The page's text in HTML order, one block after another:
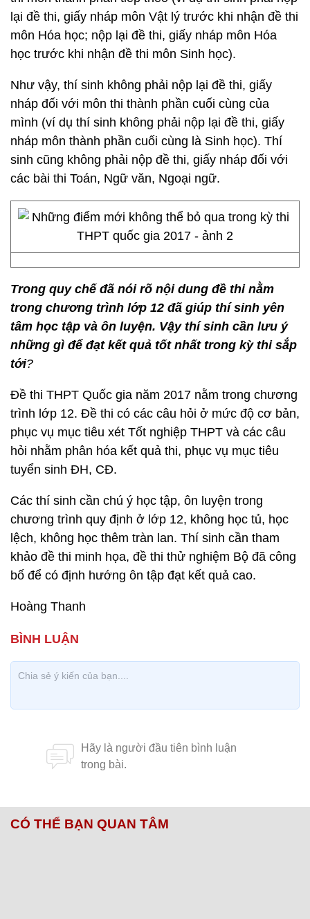
lại đề thi, giấy nháp môn Vật lý trước khi nhận đề thi
môn Hóa học; nộp lại đề thi, giấy nháp môn Hóa
học trước khi nhận đề thi môn Sinh học).
Như vậy, thí sinh không phải nộp lại đề thi, giấy
nháp đối với môn thi thành phần cuối cùng của
mình (ví dụ thí sinh không phải nộp lại đề thi, giấy
nháp môn thành phần cuối cùng là Sinh học). Thí
sinh cũng không phải nộp đề thi, giấy nháp đối với
các bài thi Toán, Ngữ văn, Ngoại ngữ.
Trong quy chế đã nói rõ nội dung đề thi nằm
trong chương trình lớp 12 đã giúp thí sinh yên
tâm học tập và ôn luyện. Vậy thí sinh cần lưu ý
những gì để đạt kết quả tốt nhất trong kỳ thi sắp
tới?
Đề thi THPT Quốc gia năm 2017 nằm trong chương
trình lớp 12. Đề thi có các câu hỏi ở mức độ cơ bản,
phục vụ mục tiêu xét Tốt nghiệp THPT và các câu
hỏi nhằm phân hóa kết quả thi, phục vụ mục tiêu
tuyển sinh ĐH, CĐ.
Các thí sinh cần chú ý học tập, ôn luyện trong
chương trình quy định ở lớp 12, không học tủ, học
lệch, không học thêm tràn lan. Thí sinh cần tham
khảo đề thi minh họa, đề thi thử nghiệm Bộ đã công
bố để có định hướng ôn tập đạt kết quả cao.
Hoàng Thanh
CÓ THỂ BẠN QUAN TÂM